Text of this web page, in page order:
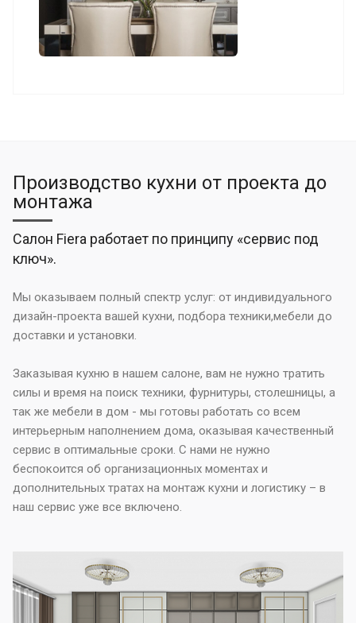
Производство кухни от проекта до
монтажа
Салон Fiera работает по принципу «сервис под
ключ».
Мы оказываем полный спектр услуг: от индивидуального
дизайн-проекта вашей кухни, подбора техники,мебели до
доставки и установки.
Заказывая кухню в нашем салоне, вам не нужно тратить
силы и время на поиск техники, фурнитуры, столешницы, а
так же мебели в дом - мы готовы работать со всем
интерьерным наполнением дома, оказывая качественный
сервис в оптимальные сроки. С нами не нужно
беспокоится об организационных моментах и
дополнительных тратах на монтаж кухни и логистику – в
наш сервис уже все включено.